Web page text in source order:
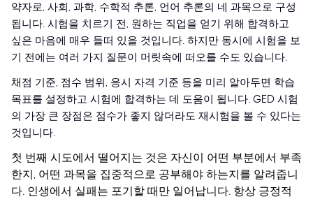
약자로, 사회, 과학, 수학적 추론, 언어 추론의 네 과목으로 구성
됩니다. 시험을 치르기 전, 원하는 직업을 얻기 위해 합격하고
싶은 마음에 매우 들떠 있을 것입니다. 하지만 동시에 시험을 보
기 전에는 여러 가지 질문이 머릿속에 떠오를 수도 있습니다.
채점 기준, 점수 범위, 응시 자격 기준 등을 미리 알아두면 학습
목표를 설정하고 시험에 합격하는 데 도움이 됩니다. GED 시험
의 가장 큰 장점은 점수가 좋지 않더라도 재시험을 볼 수 있다는
것입니다.
첫 번째 시도에서 떨어지는 것은 자신이 어떤 부분에서 부족
한지, 어떤 과목을 집중적으로 공부해야 하는지를 알려줍니
다. 인생에서 실패는 포기할 때만 일어납니다. 항상 긍정적